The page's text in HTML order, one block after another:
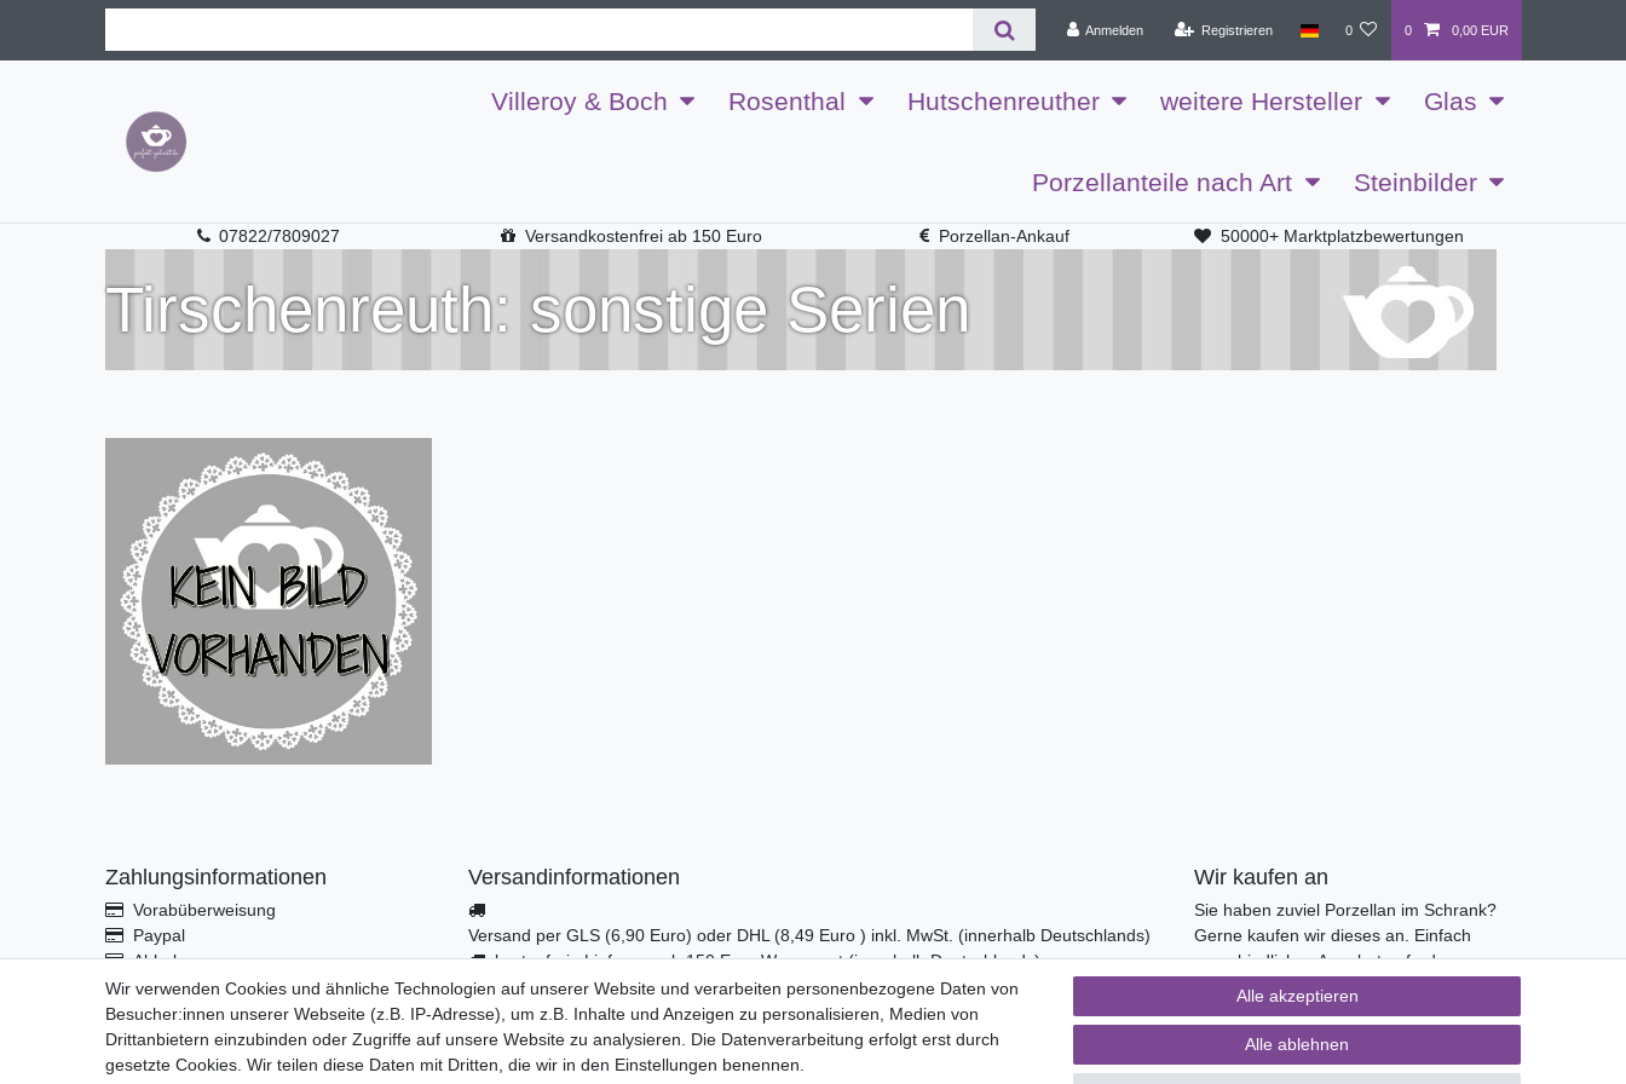
Anmelden Registrieren 0 0 0,00 EUR
Villeroy & Boch Rosenthal Hutschenreuther weitere Hersteller Glas
Porzellanteile nach Art Steinbilder
07822/7809027 Versandkostenfrei ab 150 Euro Porzellan-Ankauf 50000+ Marktplatzbewertungen
Tirschenreuth: sonstige Serien
Wir verwenden Cookies und ähnliche Technologien auf unserer Website und verarbeiten personenbezogene Daten von
Besucher:innen unserer Webseite (z.B. IP-Adresse), um z.B. Inhalte und Anzeigen zu personalisieren, Medien von
Drittanbietern einzubinden oder Zugriffe auf unsere Website zu analysieren. Die Datenverarbeitung erfolgt erst durch
gesetzte Cookies. Wir teilen diese Daten mit Dritten, die wir in den Einstellungen benennen.
Alle akzeptieren
Alle ablehnen
Zahlungsinformationen
Vorabüberweisung
Paypal
Abholung
Versandinformationen
Versand per GLS (6,90 Euro) oder DHL (8,49 Euro ) inkl. MwSt. (innerhalb Deutschlands)
kostenfreie Lieferung ab 150 Euro Warenwert (innerhalb Deutschlands)
Übersicht Internationale Versandkosten
Wir kaufen an
Sie haben zuviel Porzellan im Schrank?
Gerne kaufen wir dieses an. Einfach
unverbindliches Angebot anfordern.
*Endpreis inkl. MwSt. (Dieser Artikel unterliegt gem. § 25a UStG der Differenzbesteuerung, ein Ausweis der Mehrwertsteuer auf der Rechnung erfolgt nicht.)